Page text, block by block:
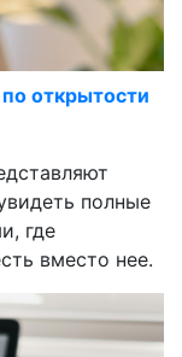
открытости
полные
где
вместо нее.